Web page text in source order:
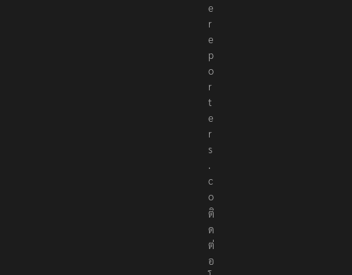
e
r
e
p
o
r
t
e
r
s
.
c
o
ติ
ด
ต่
อ